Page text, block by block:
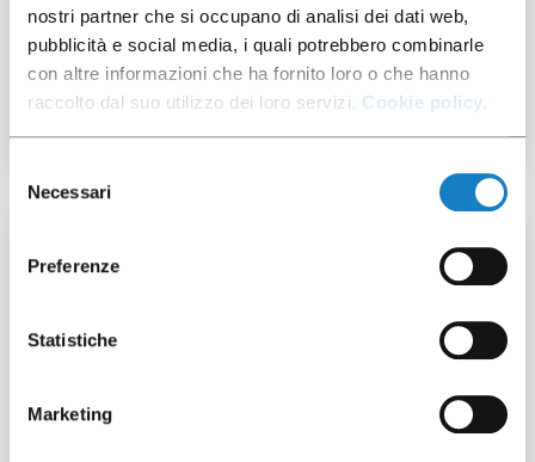
nostri partner che si occupano di analisi dei dati web,
pubblicità e social media, i quali potrebbero combinarle
con altre informazioni che ha fornito loro o che hanno
raccolto dal suo utilizzo dei loro servizi. Cookie policy.
delNecessari
Preferenze
Statistiche
Marketing
Sacchi raccolta fondi
30my